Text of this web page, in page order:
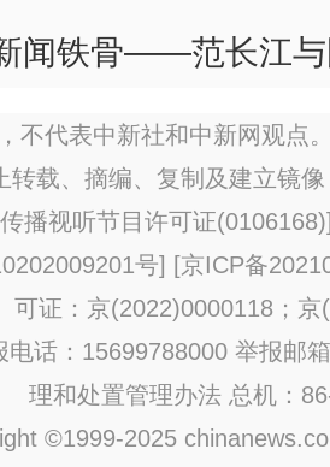
闻铁骨——范长江与
不代表中新社和中新网观点
转载、摘编、复制及建立镜
播视听节目许可证(0106168)
号] [京ICP备
可证：京(2022)0000118；京
电话：15699788000 举报邮
理和处置管理办法 总机：
©1999-2025